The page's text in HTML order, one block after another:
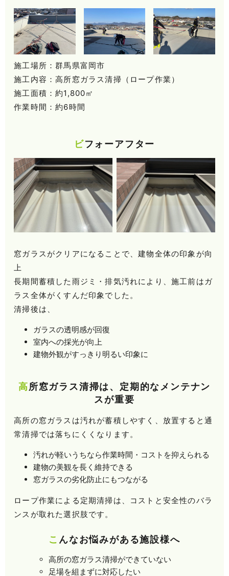
施工場所：群馬県富岡市
施工内容：高所窓ガラス清掃（ロープ作業）
施工面積：約1,800㎡
作業時間：約6時間
ビフォーアフター
窓ガラスがクリアになることで、建物全体の印象が向
上
長期間蓄積した雨ジミ・排気汚れにより、施工前はガ
ラス全体がくすんだ印象でした。
清掃後は、
ガラスの透明感が回復
室内への採光が向上
建物外観がすっきり明るい印象に
高所窓ガラス清掃は、定期的なメンテナン
スが重要
高所の窓ガラスは汚れが蓄積しやすく、放置すると通
常清掃では落ちにくくなります。
汚れが軽いうちなら作業時間・コストを抑えられる
建物の美観を長く維持できる
窓ガラスの劣化防止にもつながる
ロープ作業による定期清掃は、コストと安全性のバラ
ンスが取れた選択肢です。
こんなお悩みがある施設様へ
高所の窓ガラス清掃ができていない
足場を組まずに対応したい